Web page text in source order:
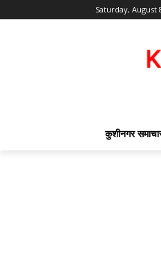
Saturday, August
कुशीनगर